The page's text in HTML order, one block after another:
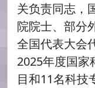
关负责同志，
院院士、部分
全国代表大会
2025年度国家
目和11名科技